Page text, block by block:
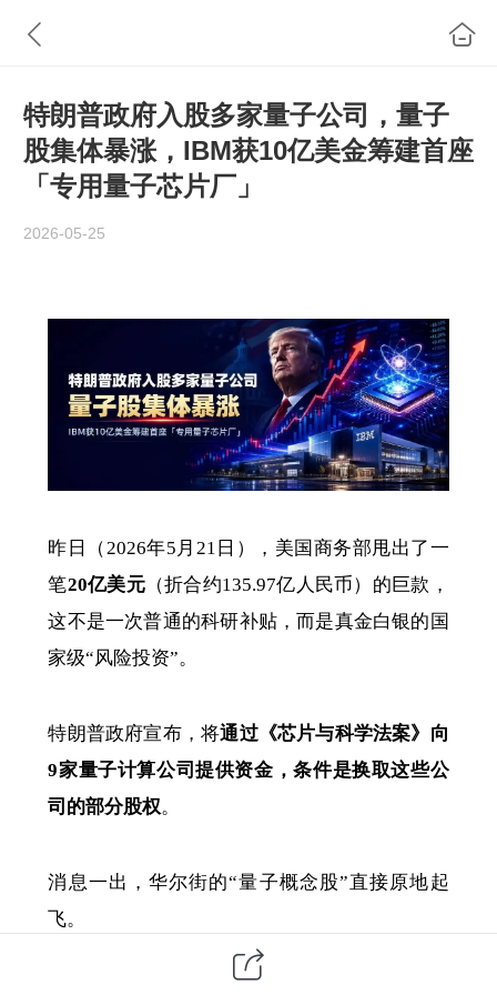
特朗普政府入股多家量子公司，量子
股集体暴涨，IBM获10亿美金筹建首座
「专用量子芯片厂」
2026-05-25
昨日（2026年5月21日），美国商务部甩出了一
笔20亿美元（折合约135.97亿人民币）的巨款，
这不是一次普通的科研补贴，而是真金白银的国
家级“风险投资”。
特朗普政府宣布，将通过《芯片与科学法案》向
9家量子计算公司提供资金，条件是换取这些公
司的部分股权。
消息一出，华尔街的“量子概念股”直接原地起
飞。